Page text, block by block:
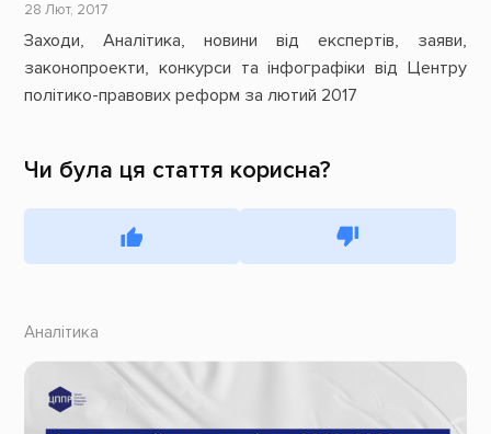
28 Лют, 2017
Заходи, Аналітика, новини від експертів, заяви,
законопроекти, конкурси та інфографіки від Центру
політико-правових реформ за лютий 2017
Чи була ця стаття корисна?
Аналітика